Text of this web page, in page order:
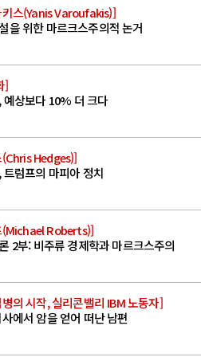
스(Yanis Varoufakis)]
을 위한 마르크스주의적 논거
]
예상보다 10% 더 크다
Hedges)]
럼프의 마피아 정치
(Michael Roberts)]
2부: 비주류 경제학과 마르크스주의
의 시작, 실리콘밸리 IBM 노동자]
에서 암을 얻어 떠난 남편